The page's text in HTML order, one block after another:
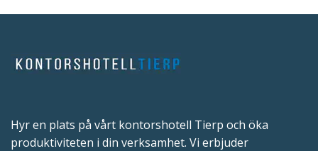
Hyr en plats på vårt kontorshotell Tierp och öka
produktiviteten i din verksamhet. Vi erbjuder